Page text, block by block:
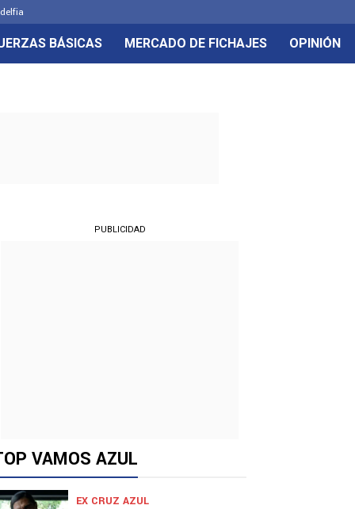
BÁSICAS MERCADO DE FICHAJES OPINIÓN
PUBLICIDAD
VAMOS AZUL
EX CRUZ AZUL